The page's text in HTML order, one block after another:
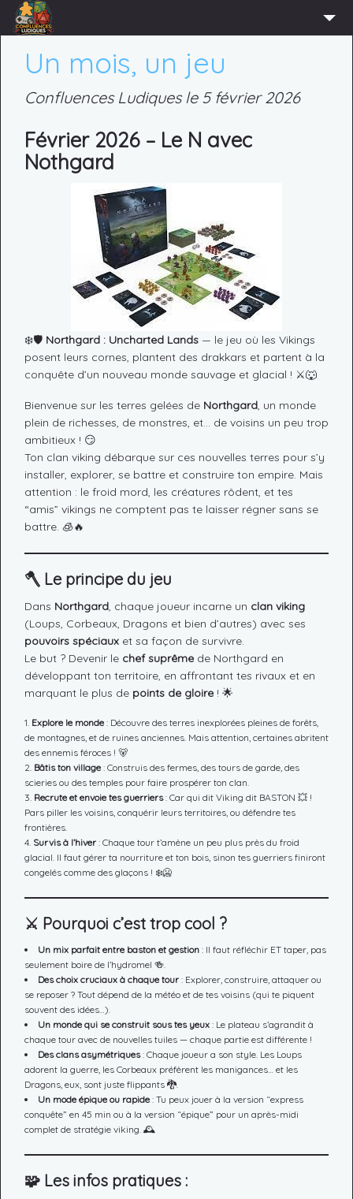
AGENDA
ACTUS
Un mois, un jeu
Confluences Ludiques le 5 février 2026
Février 2026 – Le N avec
Nothgard
❄️🛡️ Northgard : Uncharted Lands — le jeu où les Vikings
posent leurs cornes, plantent des drakkars et partent à la
conquête d’un nouveau monde sauvage et glacial ! ⚔️🐺
Bienvenue sur les terres gelées de Northgard, un monde
plein de richesses, de monstres, et… de voisins un peu trop
ambitieux ! 😏
Ton clan viking débarque sur ces nouvelles terres pour s’y
installer, explorer, se battre et construire ton empire. Mais
attention : le froid mord, les créatures rôdent, et tes
“amis” vikings ne comptent pas te laisser régner sans se
battre. 🧊🔥
🪓 Le principe du jeu
Dans Northgard, chaque joueur incarne un clan viking
(Loups, Corbeaux, Dragons et bien d’autres) avec ses
pouvoirs spéciaux et sa façon de survivre.
Le but ? Devenir le chef suprême de Northgard en
développant ton territoire, en affrontant tes rivaux et en
marquant le plus de points de gloire ! 🌟
Explore le monde : Découvre des terres inexplorées pleines de forêts,
de montagnes, et de ruines anciennes. Mais attention, certaines abritent
des ennemis féroces ! 🐻
Bâtis ton village : Construis des fermes, des tours de garde, des
scieries ou des temples pour faire prospérer ton clan.
Recrute et envoie tes guerriers: Car qui dit Viking dit BASTON 💥 !
Pars piller les voisins, conquérir leurs territoires, ou défendre tes
frontières.
Survis à l’hiver : Chaque tour t’amène un peu plus près du froid
glacial. Il faut gérer ta nourriture et ton bois, sinon tes guerriers finiront
congelés comme des glaçons ! ❄️🥶
⚔️ Pourquoi c’est trop cool ?
Un mix parfait entre baston et gestion : Il faut réfléchir ET taper, pas
seulement boire de l’hydromel 🍻.
Des choix cruciaux à chaque tour : Explorer, construire, attaquer ou
se reposer ? Tout dépend de la météo et de tes voisins (qui te piquent
souvent des idées…).
Un monde qui se construit sous tes yeux : Le plateau s’agrandit à
chaque tour avec de nouvelles tuiles — chaque partie est différente !
Des clans asymétriques: Chaque joueur a son style. Les Loups
adorent la guerre, les Corbeaux préfèrent les manigances… et les
Dragons, eux, sont juste flippants 🐉.
Un mode épique ou rapide : Tu peux jouer à la version “express
conquête” en 45 min ou à la version “épique” pour un après-midi
complet de stratégie viking. 🕰️
🧩 Les infos pratiques :